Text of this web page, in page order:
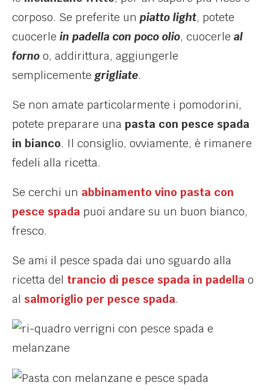
corposo. Se preferite un piatto light, potete
cuocerle in padella con poco olio, cuocerle al
forno o, addirittura, aggiungerle
semplicemente grigliate.
Se non amate particolarmente i pomodorini,
potete preparare una pasta con pesce spada
in bianco. Il consiglio, ovviamente, è rimanere
fedeli alla ricetta.
Se cerchi un abbinamento vino pasta con
pesce spada puoi andare su un buon bianco,
fresco.
Se ami il pesce spada dai uno sguardo alla
ricetta del trancio di pesce spada in padella o
al salmoriglio per pesce spada.